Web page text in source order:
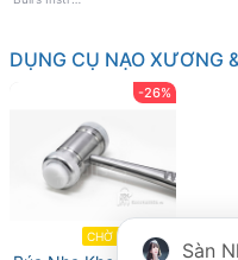
DỤNG CỤ NẠO XƯƠNG
-26%
CHỜ HÀNG VỀ
Sàn